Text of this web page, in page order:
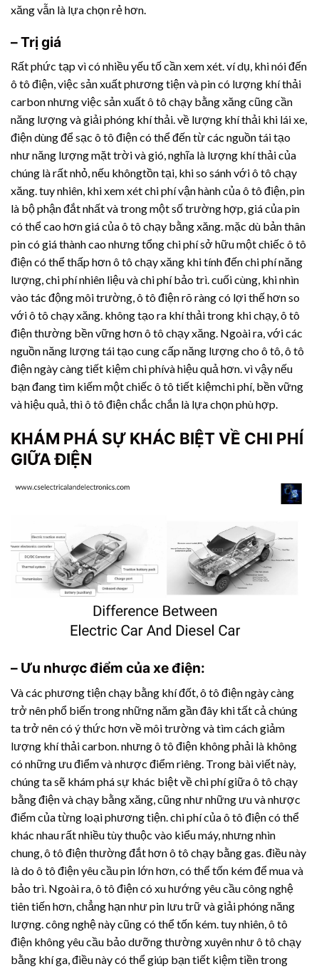
xăng vẫn là lựa chọn rẻ hơn.
– Trị giá
Rất phức tạp vì có nhiều yếu tố cần xem xét. ví dụ, khi nói đến
ô tô điện, việc sản xuất phương tiện và pin có lượng khí thải
carbon nhưng việc sản xuất ô tô chạy bằng xăng cũng cần
năng lượng và giải phóng khí thải. về lượng khí thải khi lái xe,
điện dùng để sạc ô tô điện có thể đến từ các nguồn tái tạo
như năng lượng mặt trời và gió, nghĩa là lượng khí thải của
chúng là rất nhỏ, nếu khôngtồn tại, khi so sánh với ô tô chạy
xăng. tuy nhiên, khi xem xét chi phí vận hành của ô tô điện, pin
là bộ phận đắt nhất và trong một số trường hợp, giá của pin
có thể cao hơn giá của ô tô chạy bằng xăng. mặc dù bản thân
pin có giá thành cao nhưng tổng chi phí sở hữu một chiếc ô tô
điện có thể thấp hơn ô tô chạy xăng khi tính đến chi phí năng
lượng, chi phí nhiên liệu và chi phí bảo trì. cuối cùng, khi nhìn
vào tác động môi trường, ô tô điện rõ ràng có lợi thế hơn so
với ô tô chạy xăng. không tạo ra khí thải trong khi chạy, ô tô
điện thường bền vững hơn ô tô chạy xăng. Ngoài ra, với các
nguồn năng lượng tái tạo cung cấp năng lượng cho ô tô, ô tô
điện ngày càng tiết kiệm chi phívà hiệu quả hơn. vì vậy nếu
bạn đang tìm kiếm một chiếc ô tô tiết kiệmchi phí, bền vững
và hiệu quả, thì ô tô điện chắc chắn là lựa chọn phù hợp.
KHÁM PHÁ SỰ KHÁC BIỆT VỀ CHI PHÍ
GIỮA ĐIỆN
– Ưu nhược điểm của xe điện:
Và các phương tiện chạy bằng khí đốt, ô tô điện ngày càng
trở nên phổ biến trong những năm gần đây khi tất cả chúng
ta trở nên có ý thức hơn về môi trường và tìm cách giảm
lượng khí thải carbon. nhưng ô tô điện không phải là không
có những ưu điểm và nhược điểm riêng. Trong bài viết này,
chúng ta sẽ khám phá sự khác biệt về chi phí giữa ô tô chạy
bằng điện và chạy bằng xăng, cũng như những ưu và nhược
điểm của từng loại phương tiện. chi phí của ô tô điện có thể
khác nhau rất nhiều tùy thuộc vào kiểu máy, nhưng nhìn
chung, ô tô điện thường đắt hơn ô tô chạy bằng gas. điều này
là do ô tô điện yêu cầu pin lớn hơn, có thể tốn kém để mua và
bảo trì. Ngoài ra, ô tô điện có xu hướng yêu cầu công nghệ
tiên tiến hơn, chẳng hạn như pin lưu trữ và giải phóng năng
lượng. công nghệ này cũng có thể tốn kém. tuy nhiên, ô tô
điện không yêu cầu bảo dưỡng thường xuyên như ô tô chạy
bằng khí ga, điều này có thể giúp bạn tiết kiệm tiền trong